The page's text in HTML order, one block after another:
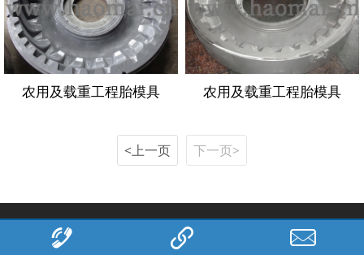
农用及载重工程胎模具 农用及载重工程胎模具
<上一页 下一页>